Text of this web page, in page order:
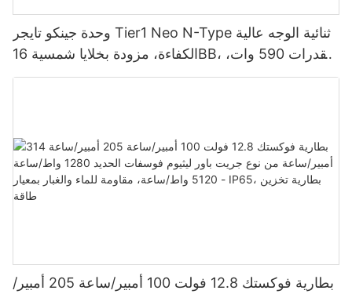
وحدة جينكو تايجر Tier1 Neo N-Type ثنائية الوجه عالية
الكفاءة، مزودة بخلايا شمسية 16BB، بقدرات 590 وات،
620 وات، 630 وات، و650 وات.
بطارية فوكستك 12.8 فولت 100 أمبير/ساعة 205 أمبير/